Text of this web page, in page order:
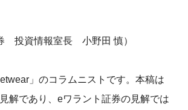
投資情報室長 小野田 慎）
」のコラムニストです。本稿は
解であり、eワラント証券の見解では